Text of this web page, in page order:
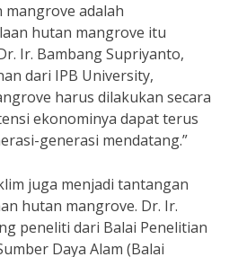
adalah
hutan mangrove itu
Ir. Bambang Supriyanto,
dari IPB University,
harus dilakukan secara
ekonominya dapat terus
generasi mendatang.”
juga menjadi tantangan
hutan mangrove. Dr. Ir.
peneliti dari Balai Penelitian
Daya Alam (Balai